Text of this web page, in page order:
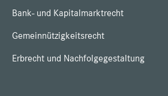
Bank- und Kapitalmarktrecht
Gemeinnützigkeitsrecht
Erbrecht und Nachfolgegestaltung